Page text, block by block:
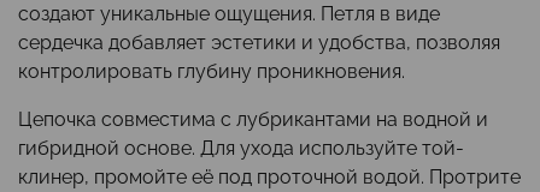
создают уникальные ощущения. Петля в виде
сердечка добавляет эстетики и удобства, позволяя
контролировать глубину проникновения.
Цепочка совместима с лубрикантами на водной и
гибридной основе. Для ухода используйте той-
клинер, промойте её под проточной водой. Протрите